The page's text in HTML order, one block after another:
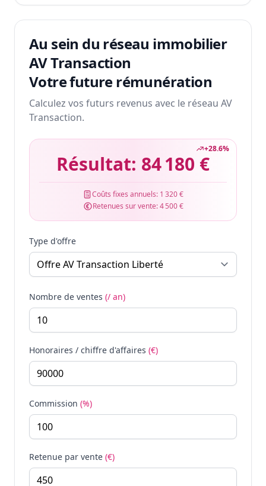
Au sein du réseau immobilier
AV Transaction
Votre future rémunération
Calculez vos futurs revenus avec le réseau AV
Transaction.
+28.6%
Résultat: 84 180 €
Coûts fixes annuels: 1 320 €
Retenues sur vente:4 500 €
Type d'offre
Nombre de ventes (/ an)
Honoraires / chiffre d'affaires (€)
Commission (%)
Retenue par vente (€)